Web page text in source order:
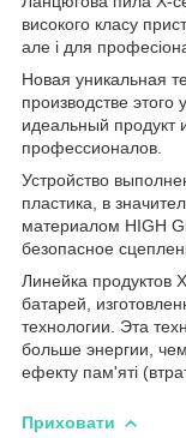
високого класу
але і для
Новая уникальная
производстве этого
идеальный продукт
профессионалов.
Устройство
пластика, в
материалом HIGH
безопасное
Линейка продуктов
батарей,
технологии. Эта
больше энергии,
ефекту пам'яті
Приховати